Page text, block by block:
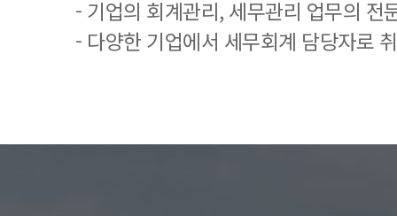
- 기업의 회계관리, 세무관리 업무의 전
- 다양한 기업에서 세무회계 담당자로